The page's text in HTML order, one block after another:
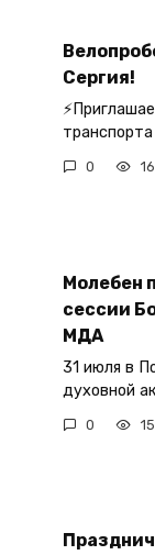
Сергия!
транспорта
0 16
Молебен
сессии
МДА
31 июля в
духовной
0 15